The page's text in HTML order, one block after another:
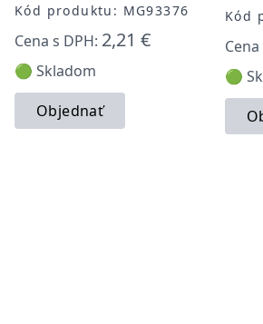
Kód produktu: MG93376
Cena s DPH: 2,21 €
🟢 Skladom
Objednať
Kód
🟢